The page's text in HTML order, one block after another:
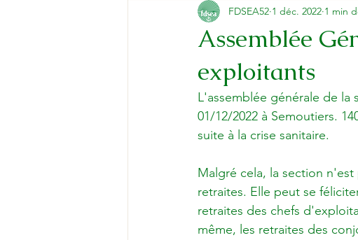
Assemblée
exploitants
FDSEA52 1 déc. 2022 1 min
L'assemblée générale de
01/12/2022 à Semoutiers.
suite à la crise sanitaire.
Malgré cela, la section
retraites. Elle peut se
retraites des chefs
même, les retraites des